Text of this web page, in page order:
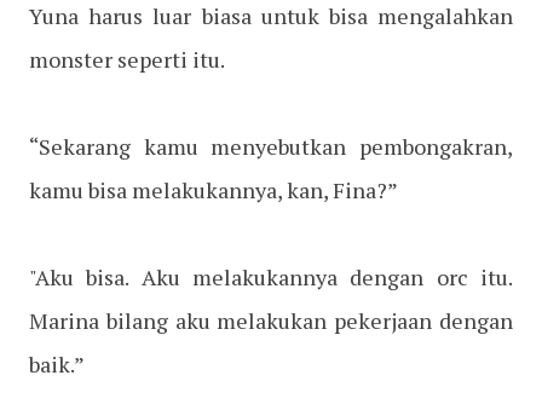
Yuna harus luar biasa untuk bisa mengalahkan
monster seperti itu.
“Sekarang kamu menyebutkan pembongakran,
kamu bisa melakukannya, kan, Fina?”
"Aku bisa. Aku melakukannya dengan orc itu.
Marina bilang aku melakukan pekerjaan dengan
baik.”